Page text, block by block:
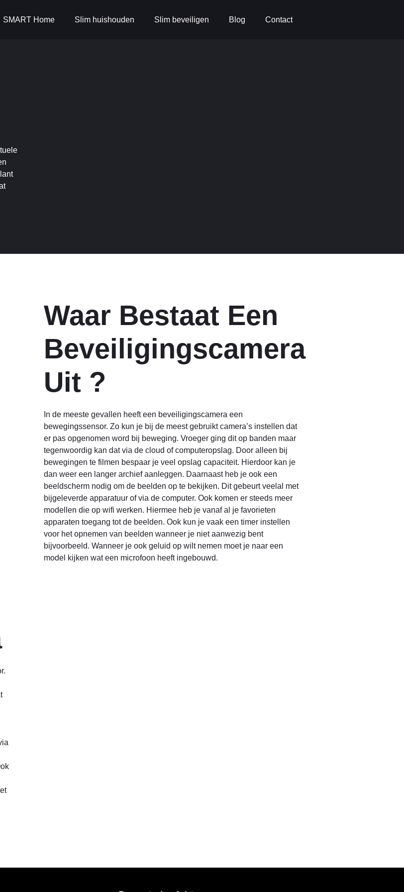
SMART Home Slim huishouden Slim beveiligen Blog Contact
Waar Bestaat Een
Beveiligingscamera
Uit ?
In de meeste gevallen heeft een beveiligingscamera een
bewegingssensor. Zo kun je bij de meest gebruikt camera’s instellen dat
er pas opgenomen word bij beweging. Vroeger ging dit op banden maar
tegenwoordig kan dat via de cloud of computeropslag. Door alleen bij
bewegingen te filmen bespaar je veel opslag capaciteit. Hierdoor kan je
dan weer een langer archief aanleggen. Daarnaast heb je ook een
beeldscherm nodig om de beelden op te bekijken. Dit gebeurt veelal met
bijgeleverde apparatuur of via de computer. Ook komen er steeds meer
modellen die op wifi werken. Hiermee heb je vanaf al je favorieten
apparaten toegang tot de beelden. Ook kun je vaak een timer instellen
voor het opnemen van beelden wanneer je niet aanwezig bent
bijvoorbeeld. Wanneer je ook geluid op wilt nemen moet je naar een
model kijken wat een microfoon heeft ingebouwd.